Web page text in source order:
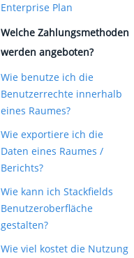
Enterprise Plan
Welche Zahlungsmethoden
werden angeboten?
Wie benutze ich die
Benutzerrechte innerhalb
eines Raumes?
Wie exportiere ich die
Daten eines Raumes /
Berichts?
Wie kann ich Stackfields
Benutzeroberfläche
gestalten?
Wie viel kostet die Nutzung